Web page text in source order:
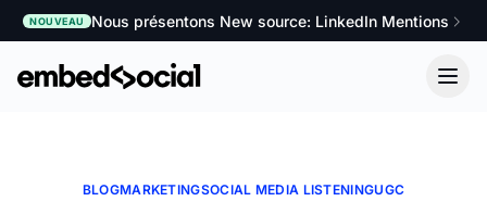
NOUVEAU Nous présentons New source: LinkedIn Mentions
BLOGMARKETINGSOCIAL MEDIA LISTENINGUGC